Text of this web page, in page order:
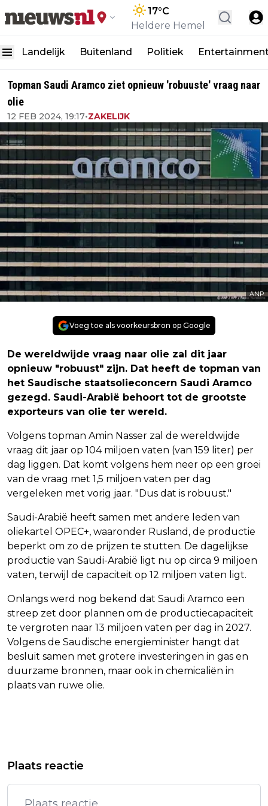
17°C
Heldere Hemel
Landelijk Buitenland Politiek
Topman Saudi Aramco ziet opnieuw 'robuuste' vraag naar
olie
12 FEB 2024, 19:17•ZAKELIJK
ANP
Voeg toe als voorkeursbron op Google
De wereldwijde vraag naar olie zal dit jaar
opnieuw "robuust" zijn. Dat heeft de topman van
het Saudische staatsolieconcern Saudi Aramco
gezegd. Saudi-Arabië behoort tot de grootste
exporteurs van olie ter wereld.
Volgens topman Amin Nasser zal de wereldwijde
vraag dit jaar op 104 miljoen vaten (van 159 liter) per
dag liggen. Dat komt volgens hem neer op een groei
van de vraag met 1,5 miljoen vaten per dag
vergeleken met vorig jaar. "Dus dat is robuust."
Saudi-Arabië heeft samen met andere leden van
oliekartel OPEC+, waaronder Rusland, de productie
beperkt om zo de prijzen te stutten. De dagelijkse
productie van Saudi-Arabië ligt nu op circa 9 miljoen
vaten, terwijl de capaciteit op 12 miljoen vaten ligt.
Onlangs werd nog bekend dat Saudi Aramco een
streep zet door plannen om de productiecapaciteit
te vergroten naar 13 miljoen vaten per dag in 2027.
Volgens de Saudische energieminister hangt dat
besluit samen met grotere investeringen in gas en
duurzame bronnen, maar ook in chemicaliën in
plaats van ruwe olie.
KANS OP TWEEDE WK-MEDAILLE IN
RUTTE ONTRAADT NETANYAHU
GROOT GRONDOFFENSIEF IN RAFAH
Plaats reactie